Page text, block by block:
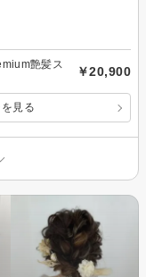
艶髪ス
￥20,900
見る